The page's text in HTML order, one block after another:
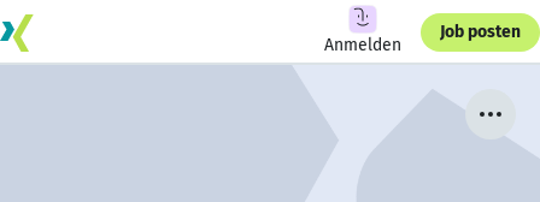
Anmelden
Job posten